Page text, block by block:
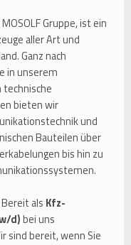
Gruppe, ist ein
aller Art und
Ganz nach
in unserem
bieten wir
und
Bauteilen über
bis hin zu
als Kfz-
d)bei uns
sind bereit, wenn Sie